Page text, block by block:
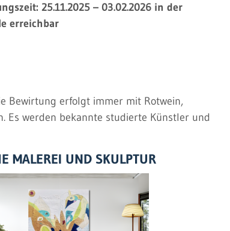
25.11.2025 – 03.02.2026 in der
erreichbar
Bewirtung erfolgt immer mit Rotwein,
Es werden bekannte studierte Künstler und
MALEREI UND SKULPTUR